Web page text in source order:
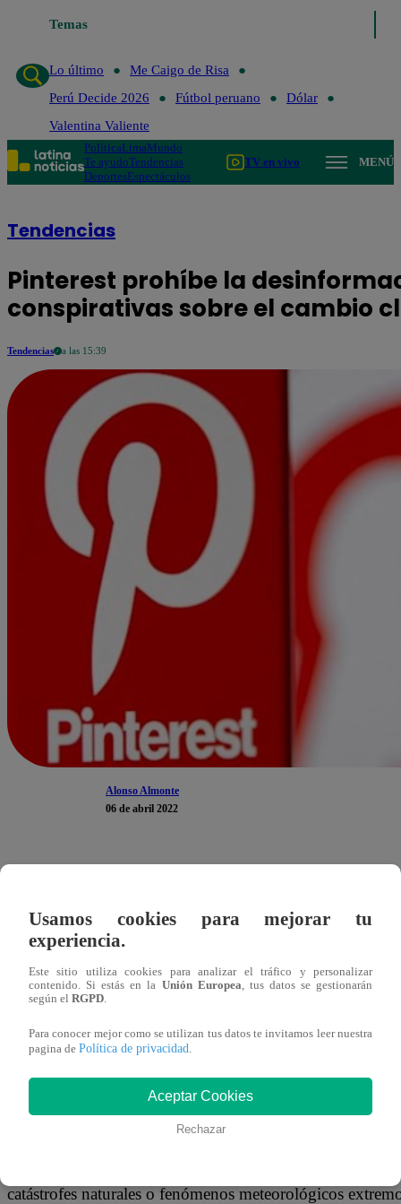
Temas
Lo último
Me Caigo de Risa
Perú Decide 2026
Fútbol peruano
Dólar
Valentina Valiente
PolíticaLimaMundo
Te ayudoTendencias
DeportesEspectáculos
TV en vivo MENÚ
Tendencias
Pinterest prohíbe la
conspirativas sobre el cambio
Tendencias a las 15:39
Alonso Almonte
06 de abril 2022
6 abr (Reuters) – Pinterest prohibirá la información
miércoles la empresa.
La compañía dijo en un blog que no permitiría
o la confianza del público”, como el material que niega
o la influencia humana en el mismo.
contradigan el consenso científico, así como el material
la confianza en la ciencia del clima.
catástrofes naturales o fenómenos meteorológicos
Usamos cookies para mejorar tu
experiencia.
Este sitio utiliza cookies para analizar el tráfico y personalizar
contenido. Si estás en la Unión Europea, tus datos se gestionarán
según el RGPD.
Para conocer mejor como se utilizan tus datos te invitamos leer nuestra
pagina de Política de privacidad.
Aceptar Cookies
Rechazar